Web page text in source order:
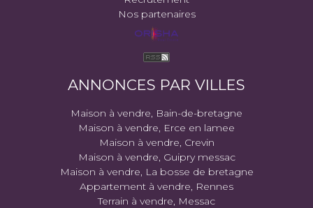
Nos partenaires
ANNONCES PAR VILLES
Maison à vendre, Bain-de-bretagne
Maison à vendre, Erce en lamee
Maison à vendre, Crevin
Maison à vendre, Guipry messac
Maison à vendre, La bosse de bretagne
Appartement à vendre, Rennes
Terrain à vendre, Messac